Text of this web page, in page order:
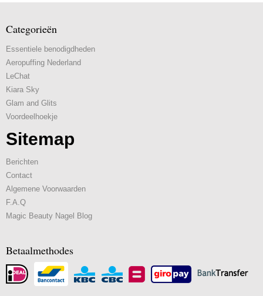
Categorieën
Essentiele benodigdheden
Aeropuffing Nederland
LeChat
Kiara Sky
Glam and Glits
Voordeelhoekje
Sitemap
Berichten
Contact
Algemene Voorwaarden
F.A.Q
Magic Beauty Nagel Blog
Betaalmethodes